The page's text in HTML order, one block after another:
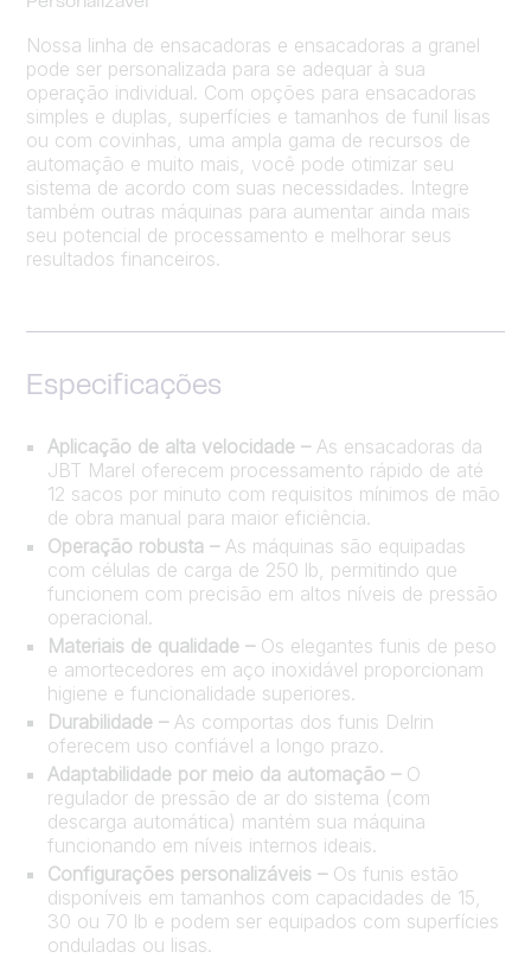
Nossa linha de ensacadoras e ensacadoras a granel
pode ser personalizada para se adequar à sua
operação individual. Com opções para ensacadoras
simples e duplas, superfícies e tamanhos de funil lisas
ou com covinhas, uma ampla gama de recursos de
automação e muito mais, você pode otimizar seu
sistema de acordo com suas necessidades. Integre
também outras máquinas para aumentar ainda mais
seu potencial de processamento e melhorar seus
resultados financeiros.
Especificações
Aplicação de alta velocidade –As ensacadoras da
JBT Marel oferecem processamento rápido de até
12 sacos por minuto com requisitos mínimos de mão
de obra manual para maior eficiência.
Operação robusta – As máquinas são equipadas
com células de carga de 250 lb, permitindo que
funcionem com precisão em altos níveis de pressão
operacional.
Materiais de qualidade – Os elegantes funis de peso
e amortecedores em aço inoxidável proporcionam
higiene e funcionalidade superiores.
Durabilidade –As comportas dos funis Delrin
oferecem uso confiável a longo prazo.
Adaptabilidade por meio da automação – O
regulador de pressão de ar do sistema (com
descarga automática) mantém sua máquina
funcionando em níveis internos ideais.
Configurações personalizáveis – Os funis estão
disponíveis em tamanhos com capacidades de 15,
30 ou 70 lb e podem ser equipados com superfícies
onduladas ou lisas.